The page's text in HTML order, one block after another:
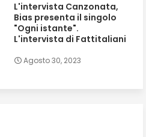
L'intervista Canzonata,
Bias presenta il singolo
"Ogni istante".
L'intervista di Fattitaliani
Agosto 30, 2023